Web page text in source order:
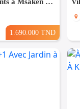
Immeuble de 8 Appartements à Msaken Nouvelle Construction
1.690.000 TND